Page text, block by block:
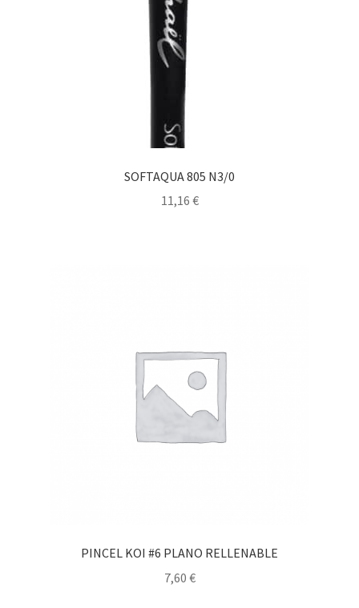
SOFTAQUA 805 N3/0
11,16 €
PINCEL KOI #6 PLANO RELLENABLE
7,60 €